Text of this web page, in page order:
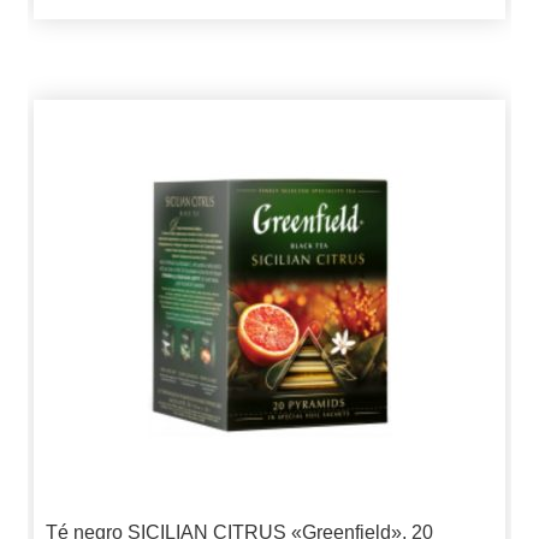
Té negro SICILIAN CITRUS «Greenfield», 20